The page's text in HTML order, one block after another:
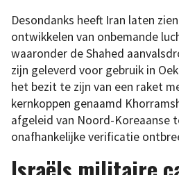
Desondanks heeft Iran laten
ontwikkelen van onbemande
waaronder de Shahed
zijn geleverd voor gebruik in
het bezit te zijn van een raket
kernkoppen genaamd
afgeleid van Noord-Koreaanse
onafhankelijke verificatie